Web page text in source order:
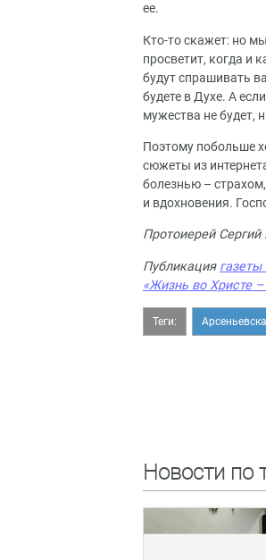
ее.
Кто-то скажет: но
просветит, когда и
будут спрашивать
будете в Духе. А
мужества не будет,
Поэтому побольше
сюжеты из
болезнью –
и вдохновения.
Протоиерей Сергий
Публикация
«Жизнь во Христе
Теги:
Новости по